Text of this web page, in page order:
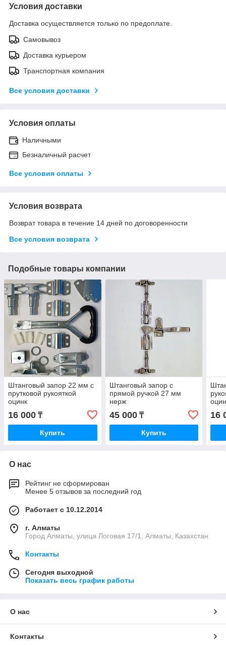
Условия доставки
Доставка осуществляется только по предоплате.
Самовывоз
Доставка курьером
Транспортная компания
Все условия доставки
Условия оплаты
Наличными
Безналичный расчет
Все условия оплаты
Условия возврата
Возврат товара в течение 14 дней по договоренности
Все условия возврата
Подобные товары компании
Штанговый запор 22 мм с
прутковой рукояткой
оцинк
16 000 ₸
Купить
Штанговый запор с
прямой ручкой 27 мм
нерж
45 000₸
Купить
16
О нас
Рейтинг не сформирован
Менее 5 отзывов за последний год
Работает с 10.12.2014
г. Алматы
Город Алматы, улица Логовая 17/1, Алматы, Казахстан
Контакты
Сегодня выходной
Показать весь график работы
О нас
Контакты